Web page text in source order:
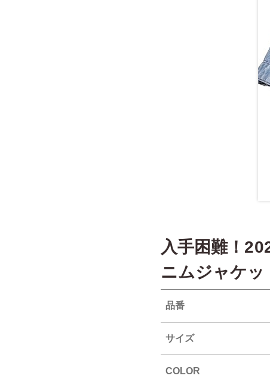
入手困難！
ニムジャケッ
品番
サイズ
COLOR